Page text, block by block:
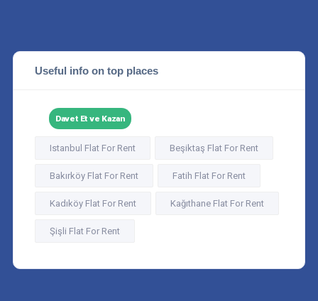
Useful info on top places
Davet Et ve Kazan
Istanbul Flat For Rent Beşiktaş Flat For Rent
Bakırköy Flat For Rent Fatih Flat For Rent
Kadıköy Flat For Rent Kağıthane Flat For Rent
Şişli Flat For Rent